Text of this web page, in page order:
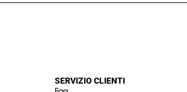
SERVIZIO CLIENTI